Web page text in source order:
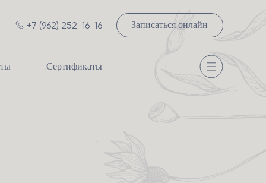
+7 (962) 252-16-16 Записаться онлайн
Сертификаты